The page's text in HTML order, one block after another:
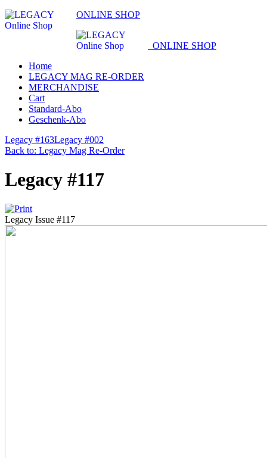
ONLINE SHOP
ONLINE SHOP
Home
LEGACY MAG RE-ORDER
MERCHANDISE
Cart
Standard-Abo
Geschenk-Abo
Legacy #163Legacy #002
Back to: Legacy Mag Re-Order
Legacy #117
Legacy Issue #117